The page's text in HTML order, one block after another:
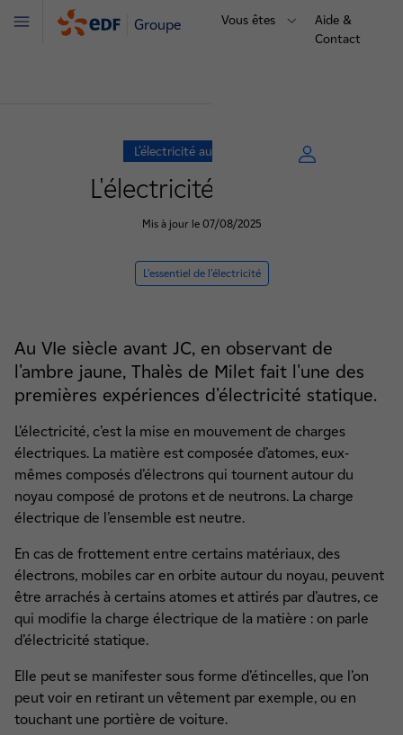
Groupe Vous êtes
Aide &
Contact
Menu
L’électricité au quotidien
L'électricité statique
Mis à jour le 07/08/2025
L’essentiel de l’électricité
Au VIe siècle avant JC, en observant de
l'ambre jaune, Thalès de Milet fait l'une des
premières expériences d'électricité statique.
L’électricité, c’est la mise en mouvement de charges
électriques. La matière est composée d’atomes, eux-
mêmes composés d’électrons qui tournent autour du
noyau composé de protons et de neutrons. La charge
électrique de l’ensemble est neutre.
En cas de frottement entre certains matériaux, des
électrons, mobiles car en orbite autour du noyau, peuvent
être arrachés à certains atomes et attirés par d’autres, ce
qui modifie la charge électrique de la matière : on parle
d’électricité statique.
Elle peut se manifester sous forme d’étincelles, que l’on
peut voir en retirant un vêtement par exemple, ou en
touchant une portière de voiture.